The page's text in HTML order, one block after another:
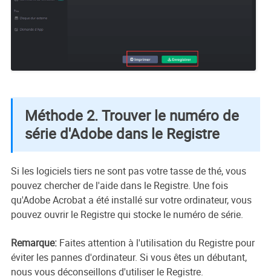
Méthode 2. Trouver le numéro de
série d'Adobe dans le Registre
Si les logiciels tiers ne sont pas votre tasse de thé, vous
pouvez chercher de l'aide dans le Registre. Une fois
qu'Adobe Acrobat a été installé sur votre ordinateur, vous
pouvez ouvrir le Registre qui stocke le numéro de série.
Remarque:Faites attention à l'utilisation du Registre pour
éviter les pannes d'ordinateur. Si vous êtes un débutant,
nous vous déconseillons d'utiliser le Registre.